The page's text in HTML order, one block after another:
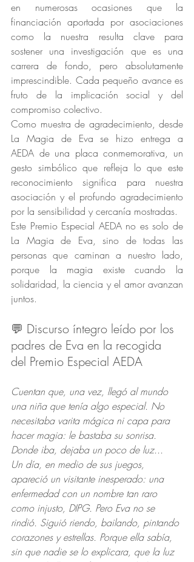
en numerosas ocasiones que la
financiación aportada por asociaciones
como la nuestra resulta clave para
sostener una investigación que es una
carrera de fondo, pero absolutamente
imprescindible. Cada pequeño avance es
fruto de la implicación social y del
compromiso colectivo.
Como muestra de agradecimiento, desde
La Magia de Eva se hizo entrega a
AEDA de una placa conmemorativa, un
gesto simbólico que refleja lo que este
reconocimiento significa para nuestra
asociación y el profundo agradecimiento
por la sensibilidad y cercanía mostradas.
Este Premio Especial AEDA no es solo de
La Magia de Eva, sino de todas las
personas que caminan a nuestro lado,
porque la magia existe cuando la
solidaridad, la ciencia y el amor avanzan
juntos.
💬 Discurso íntegro leído por los
padres de Eva en la recogida
del Premio Especial AEDA
Cuentan que, una vez, llegó al mundo
una niña que tenía algo especial. No
necesitaba varita mágica ni capa para
hacer magia: le bastaba su sonrisa.
Donde iba, dejaba un poco de luz...
Un día, en medio de sus juegos,
apareció un visitante inesperado: una
enfermedad con un nombre tan raro
como injusto, DIPG. Pero Eva no se
rindió. Siguió riendo, bailando, pintando
corazones y estrellas. Porque ella sabía,
sin que nadie se lo explicara, que la luz